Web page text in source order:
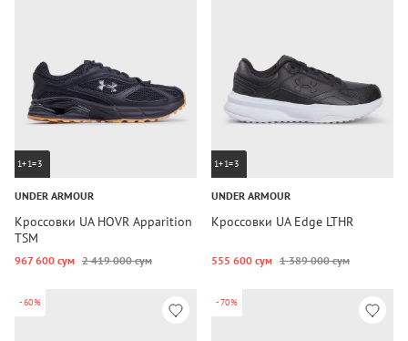
1+1=3
UNDER ARMOUR
Кроссовки UA HOVR Apparition
TSM
967 600 сум 2 419 000 сум
1+1=3
UNDER ARMOUR
Кроссовки UA Edge LTHR
555 600 сум 1 389 000 сум
-60% -70%